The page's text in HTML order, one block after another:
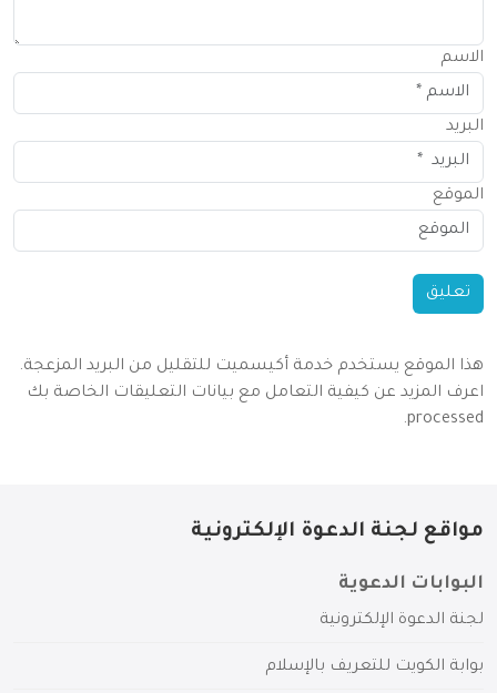
الاسم
البريد
الموقع
هذا الموقع يستخدم خدمة أكيسميت للتقليل من البريد المزعجة.
اعرف المزيد عن كيفية التعامل مع بيانات التعليقات الخاصة بك
processed
.
مواقع لجنة الدعوة الإلكترونية
البوابات الدعوية
لجنة الدعوة الإلكترونية
بوابة الكويت للتعريف بالإسلام